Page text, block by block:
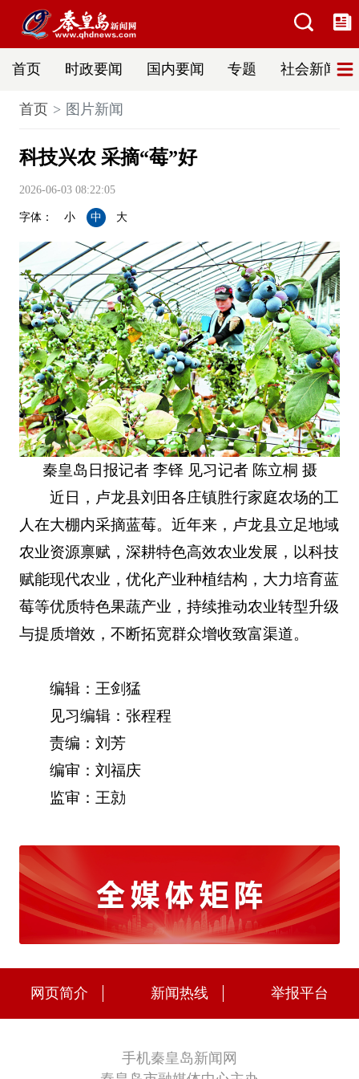
首页 时政要闻 国内要闻 专题 社会新闻
首页 图片新闻
科技兴农 采摘“莓”好
2026-06-03 08:22:05
字体： 小 中 大
秦皇岛日报记者 李铎 见习记者 陈立桐 摄
近日，卢龙县刘田各庄镇胜行家庭农场的工
人在大棚内采摘蓝莓。近年来，卢龙县立足地域
农业资源禀赋，深耕特色高效农业发展，以科技
赋能现代农业，优化产业种植结构，大力培育蓝
莓等优质特色果蔬产业，持续推动农业转型升级
与提质增效，不断拓宽群众增收致富渠道。
编辑：王剑猛
见习编辑：张程程
责编：刘芳
编审：刘福庆
监审：王勍
网页简介 新闻热线 举报平台
手机秦皇岛新闻网